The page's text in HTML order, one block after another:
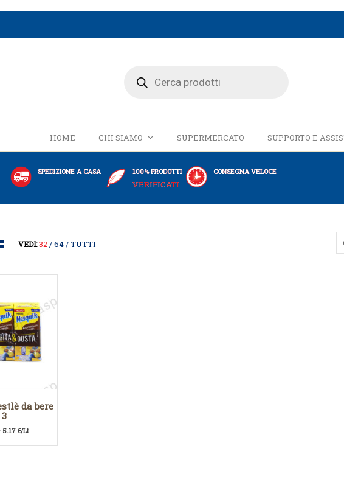
HOME CHI SIAMO SUPERMERCATO SUPPORTO E
SPEDIZIONE A CASA 100% PRODOTTI
VERIFICATI
CONSEGNA VELOCE
VEDI: 32 64 TUTTI
da bere
€/Lt